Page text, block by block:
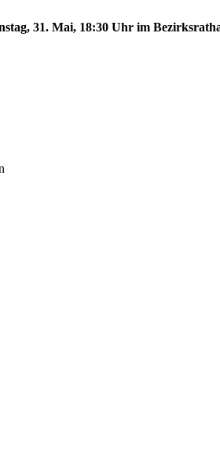
31. Mai, 18:30 Uhr im